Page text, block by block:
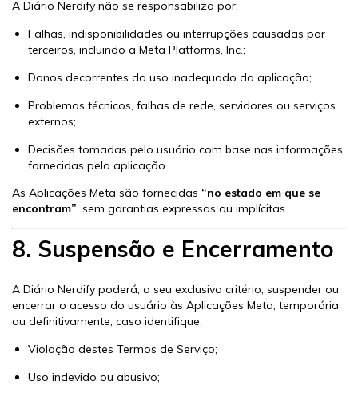
A Diário Nerdify não se responsabiliza por:
Falhas, indisponibilidades ou interrupções causadas por
terceiros, incluindo a Meta Platforms, Inc.;
Danos decorrentes do uso inadequado da aplicação;
Problemas técnicos, falhas de rede, servidores ou serviços
externos;
Decisões tomadas pelo usuário com base nas informações
fornecidas pela aplicação.
As Aplicações Meta são fornecidas “no estado em que se
encontram”, sem garantias expressas ou implícitas.
8. Suspensão e Encerramento
A Diário Nerdify poderá, a seu exclusivo critério, suspender ou
encerrar o acesso do usuário às Aplicações Meta, temporária
ou definitivamente, caso identifique:
Violação destes Termos de Serviço;
Uso indevido ou abusivo;